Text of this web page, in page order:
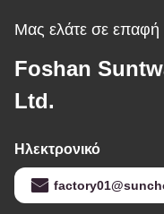
Μας ελάτε σε επαφή
Foshan
Ltd.
Ηλεκτρονικό